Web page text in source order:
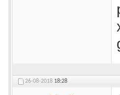
26-08-2018 18:28